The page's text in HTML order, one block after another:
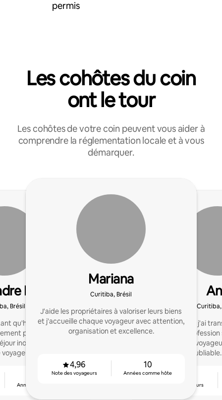
permis
Les cohôtes du coin
ont le tour
Les cohôtes de votre coin peuvent vous aider à
comprendre la réglementation locale et à vous
démarquer.
Luiz
Brésil
qu'hôte Airbnb à
pour le bien-être,
inoubliable pour
Années comme hôte
Mariana
Curitiba, Brésil
J'aide les propriétaires à valoriser leurs biens
et j'accueille chaque voyageur avec attention,
organisation et excellence.
4,96
Note des voyageurs
10
Années comme hôte
Il y a sept ans, j'ai
temps en profession
accueillir les
expérience
Note des voyageurs